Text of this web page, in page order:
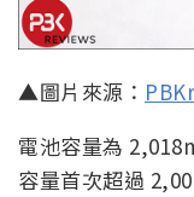
▲圖片來源：
電池容量為
容量首次超過